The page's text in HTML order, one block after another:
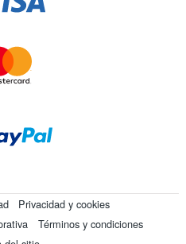
Privacidad y cookies
Términos y condiciones